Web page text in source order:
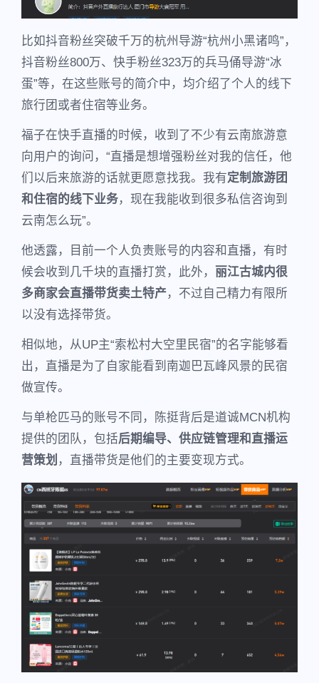
比如抖音粉丝突破千万的杭州导游“杭州小黑诸鸣”，
抖音粉丝800万、快手粉丝323万的兵马俑导游“冰
蛋”等，在这些账号的简介中，均介绍了个人的线下
旅行团或者住宿等业务。
福子在快手直播的时候，收到了不少有云南旅游意
向用户的询问，“直播是想增强粉丝对我的信任，他
们以后来旅游的话就更愿意找我。我有定制旅游团
和住宿的线下业务，现在我能收到很多私信咨询到
云南怎么玩”。
他透露，目前一个人负责账号的内容和直播，有时
候会收到几千块的直播打赏，此外， 丽江古城内很
多商家会直播带货卖土特产，不过自己精力有限所
以没有选择带货。
相似地，从UP主“索松村大空里民宿”的名字能够看
出，直播是为了自家能看到南迦巴瓦峰风景的民宿
做宣传。
与单枪匹马的账号不同，陈挺背后是道诚MCN机构
提供的团队，包括后期编导、供应链管理和直播运
营策划 ，直播带货是他们的主要变现方式。